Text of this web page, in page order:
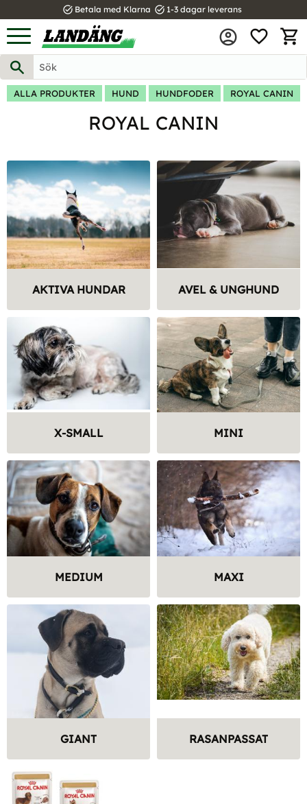
Meny
task_alt Betala med Klarna task_alt 1-3 dagar leverans
ALLA PRODUKTER HUND HUNDFODER ROYAL CANIN
ROYAL CANIN
AKTIVA HUNDAR AVEL & UNGHUND
X-SMALL MINI
MEDIUM MAXI
GIANT RASANPASSAT